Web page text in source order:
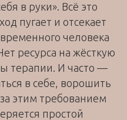
в руки». Всё это
пугает и отсекает
человека
ресурса на жёсткую
терапии. И часто —
в себе, ворошить
этим требованием
простой